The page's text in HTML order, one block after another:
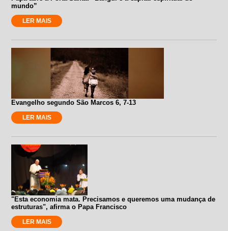
mundo”
LER MAIS
Evangelho segundo São Marcos 6, 7-13
LER MAIS
"Esta economia mata. Precisamos e queremos uma mudança de
estruturas", afirma o Papa Francisco
LER MAIS